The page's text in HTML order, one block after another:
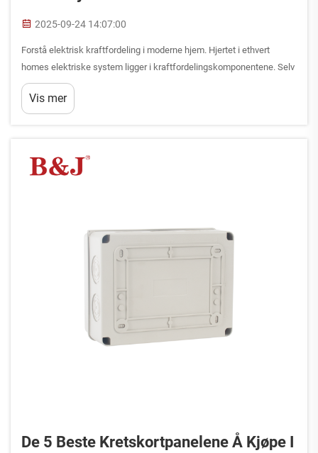
2025-09-24 14:07:00
Forstå elektrisk kraftfordeling i moderne hjem. Hjertet i ethvert
homes elektriske system ligger i kraftfordelingskomponentene. Selv
om mange huseiere støter på begreper som sikringsskap og
fordelingsboks, er det viktig å forstå...
Vis mer
De 5 Beste Kretskortpanelene Å Kjøpe I